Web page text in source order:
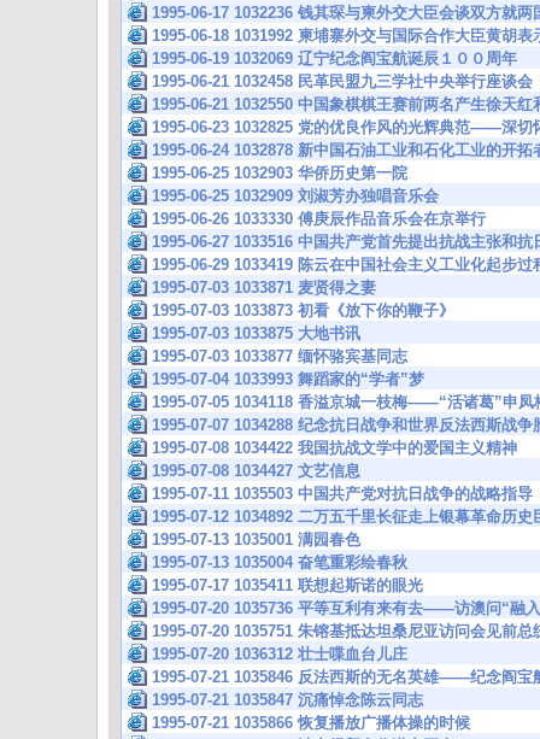
1995-06-17 1032236 钱其琛与柬外交大臣会谈双方就
1995-06-18 1031992 柬埔寨外交与国际合作大臣黄胡表
1995-06-19 1032069 辽宁纪念阎宝航诞辰１００周年
1995-06-21 1032458 民革民盟九三学社中央举行座谈
1995-06-21 1032550 中国象棋棋王赛前两名产生徐天红
1995-06-23 1032825 党的优良作风的光辉典范——深切
1995-06-24 1032878 新中国石油工业和石化工业的开
1995-06-25 1032903 华侨历史第一院
1995-06-25 1032909 刘淑芳办独唱音乐会
1995-06-26 1033330 傅庚辰作品音乐会在京举行
1995-06-27 1033516 中国共产党首先提出抗战主张和
1995-06-29 1033419 陈云在中国社会主义工业化起步过
1995-07-03 1033871 麦贤得之妻
1995-07-03 1033873 初看《放下你的鞭子》
1995-07-03 1033875 大地书讯
1995-07-03 1033877 缅怀骆宾基同志
1995-07-04 1033993 舞蹈家的“学者”梦
1995-07-05 1034118 香溢京城一枝梅——“活诸葛”申凤
1995-07-07 1034288 纪念抗日战争和世界反法西斯战
1995-07-08 1034422 我国抗战文学中的爱国主义精神
1995-07-08 1034427 文艺信息
1995-07-11 1035503 中国共产党对抗日战争的战略指导
1995-07-12 1034892 二万五千里长征走上银幕革命历
1995-07-13 1035001 满园春色
1995-07-13 1035004 奋笔重彩绘春秋
1995-07-17 1035411 联想起斯诺的眼光
1995-07-20 1035736 平等互利有来有去——访澳问“融
1995-07-20 1035751 朱镕基抵达坦桑尼亚访问会见前
1995-07-20 1036312 壮士喋血台儿庄
1995-07-21 1035846 反法西斯的无名英雄——纪念阎宝
1995-07-21 1035847 沉痛悼念陈云同志
1995-07-21 1035866 恢复播放广播体操的时候